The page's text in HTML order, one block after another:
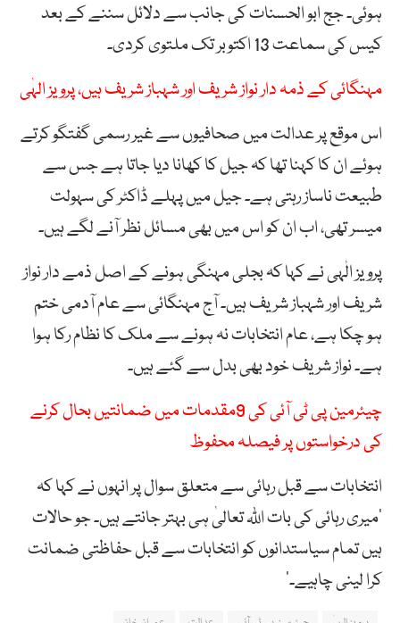
ہوئی۔ جج ابو الحسنات کی جانب سے دلائل سننے کے بعد
کیس کی سماعت 13 اکتوبر تک ملتوی کردی۔
مہنگائی کے ذمہ دار نواز شریف اور شہباز شریف ہیں، پرویز الہٰی
اس موقع پر عدالت میں صحافیوں سے غیر رسمی گفتگو کرتے
ہوئے ان کا کہنا تھا کہ جیل کا کھانا دیا جاتا ہے جس سے
طبیعت ناساز رہتی ہے۔ جیل میں پہلے ڈاکٹر کی سہولت
میسر تھی، اب ان کو اس میں بھی مسائل نظر آنے لگے ہیں۔
پرویز الٰہی نے کہا کہ بجلی مہنگی ہونے کے اصل ذمے دار نواز
شریف اور شہباز شریف ہیں۔ آج مہنگائی سے عام آدمی ختم
ہو چکا ہے، عام انتخابات نہ ہونے سے ملک کا نظام رکا ہوا
ہے۔ نواز شریف خود بھی بدل سے گئے ہیں۔
چیئرمین پی ٹی آئی کی 9مقدمات میں ضمانتیں بحال کرنے
کی درخواستوں پر فیصلہ محفوظ
انتخابات سے قبل رہائی سے متعلق سوال پر انہوں نے کہا کہ
‘میری رہائی کی بات اللّٰہ تعالیٰ ہی بہتر جانتے ہیں۔ جو حالات
ہیں تمام سیاستدانوں کو انتخابات سے قبل حفاظتی ضمانت
کرا لینی چاہیے۔’